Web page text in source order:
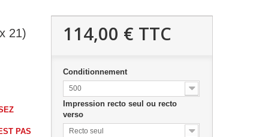
21)
PAS
114,00 € TTC
Conditionnement
500
Impression recto seul ou recto
verso
Recto seul